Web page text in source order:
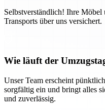
Selbstverständlich! Ihre Möbel
Transports über uns versichert.
Wie läuft der
Unser Team erscheint
sorgfältig ein und bringt alles
und zuverlässig.